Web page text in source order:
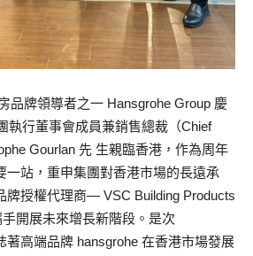
品牌領導者之一 Hansgrohe Group 慶
執行董事會成員兼銷售總裁（Chief
Gourlan 先 生親臨香港，作為周年
一站，重申集團對香港市場的長遠承
牌授權代理商— VSC Building Products
開展未來增長新階段。是次
著高端品牌 hansgrohe 在香港市場發展